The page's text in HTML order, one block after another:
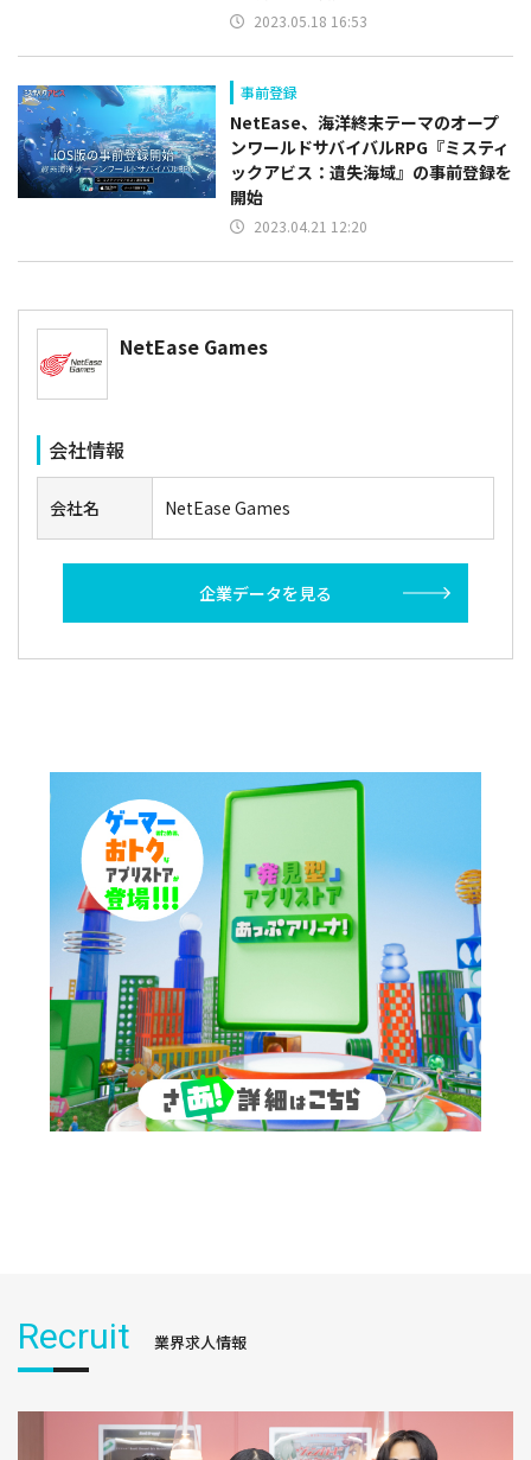
2023.05.18 16:53
事前登録
NetEase、海洋終末テーマのオープ
ンワールドサバイバルRPG『ミスティ
ックアビス：遺失海域』の事前登録を
開始
2023.04.21 12:20
NetEase Games
会社情報
会社名 NetEase Games
企業データを見る
Recruit 業界求人情報